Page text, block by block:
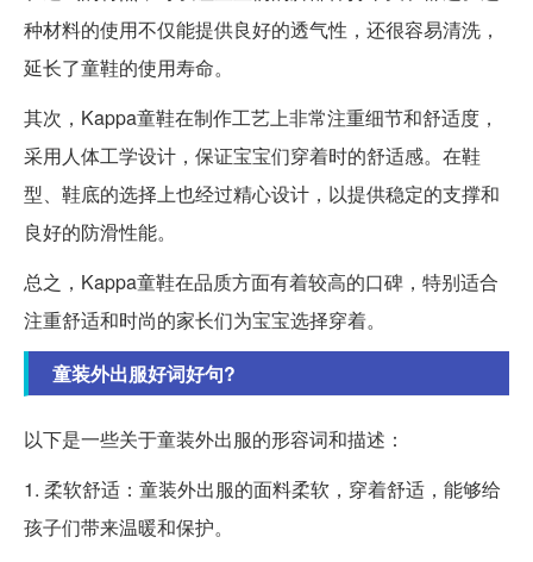
种材料的使用不仅能提供良好的透气性，还很容易清洗，
延长了童鞋的使用寿命。
其次，Kappa童鞋在制作工艺上非常注重细节和舒适度，
采用人体工学设计，保证宝宝们穿着时的舒适感。在鞋
型、鞋底的选择上也经过精心设计，以提供稳定的支撑和
良好的防滑性能。
总之，Kappa童鞋在品质方面有着较高的口碑，特别适合
注重舒适和时尚的家长们为宝宝选择穿着。
童装外出服好词好句?
以下是一些关于童装外出服的形容词和描述：
1. 柔软舒适：童装外出服的面料柔软，穿着舒适，能够给
孩子们带来温暖和保护。